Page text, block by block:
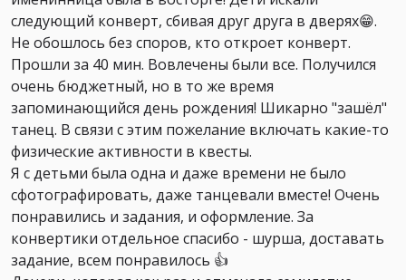
следующий конверт, сбивая друг друга в дверях😁.
Не обошлось без споров, кто откроет конверт.
Прошли за 40 мин. Вовлечены были все. Получился
очень бюджетный, но в то же время
запоминающийся день рождения! Шикарно "зашёл"
танец. В связи с этим пожелание включать какие-то
физические активности в квесты.
Я с детьми была одна и даже времени не было
сфотографировать, даже танцевали вместе! Очень
понравились и задания, и оформление. За
конвертики отдельное спасибо - шурша, доставать
задание, всем понравилось 👍